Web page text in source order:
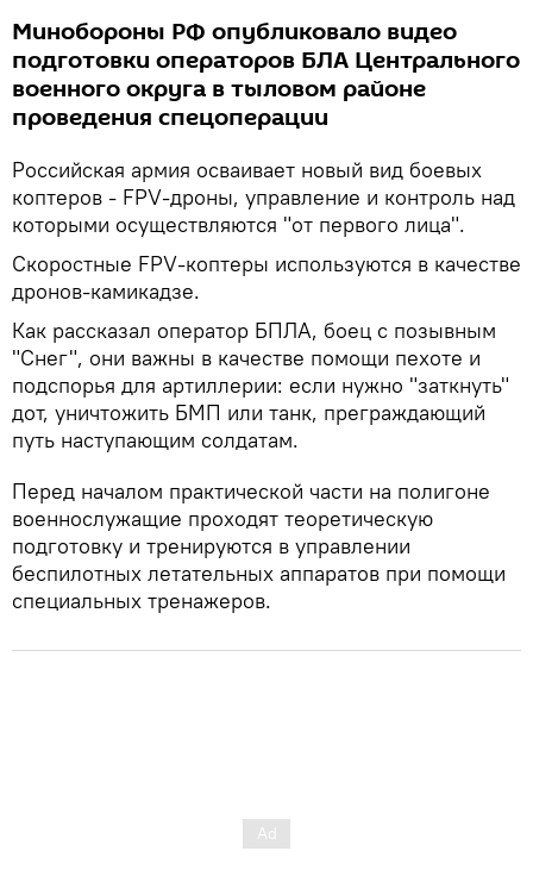
Минобороны РФ опубликовало видео
подготовки операторов БЛА Центрального
военного округа в тыловом районе
проведения спецоперации
Российская армия осваивает новый вид боевых
коптеров - FPV-дроны, управление и контроль над
которыми осуществляются "от первого лица".
Скоростные FPV-коптеры используются в качестве
дронов-камикадзе.
Как рассказал оператор БПЛА, боец с позывным
"Снег", они важны в качестве помощи пехоте и
подспорья для артиллерии: если нужно "заткнуть"
дот, уничтожить БМП или танк, преграждающий
путь наступающим солдатам.
Перед началом практической части на полигоне
военнослужащие проходят теоретическую
подготовку и тренируются в управлении
беспилотных летательных аппаратов при помощи
специальных тренажеров.